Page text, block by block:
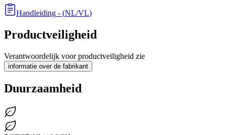
Handleiding - (NL/VL)
Productveiligheid
Verantwoordelijk voor productveiligheid zie
informatie over de fabrikant
Duurzaamheid